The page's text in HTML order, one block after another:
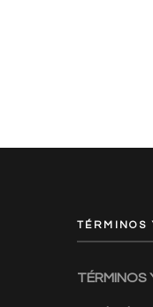
TÉRMINOS
TÉRMINOS